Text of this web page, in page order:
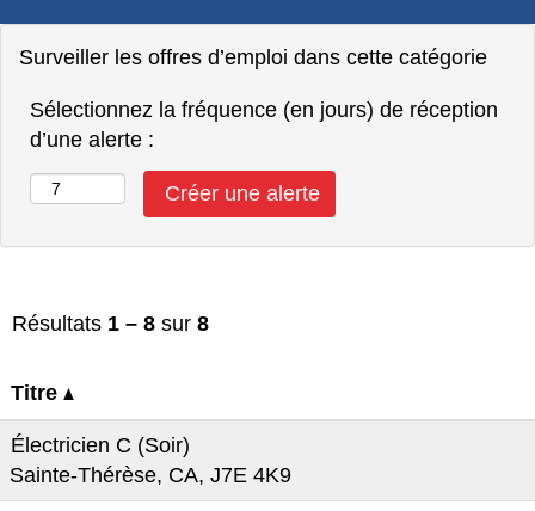
Surveiller les offres d’emploi dans cette catégorie
Sélectionnez la fréquence (en jours) de réception
d’une alerte :
Résultats 1 – 8 sur 8
Titre
Électricien C (Soir)
Sainte-Thérèse, CA, J7E 4K9